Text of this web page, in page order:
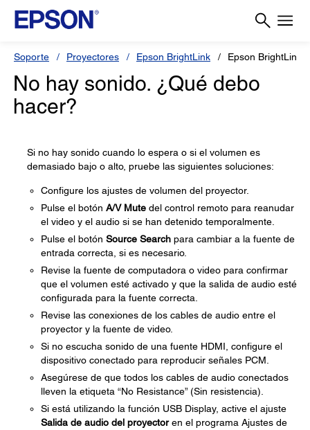
Soporte Proyectores Epson BrightLink Epson BrightLink
No hay sonido. ¿Qué debo
hacer?
Si no hay sonido cuando lo espera o si el volumen es
demasiado bajo o alto, pruebe las siguientes soluciones:
Configure los ajustes de volumen del proyector.
Pulse el botón A/V Mute del control remoto para reanudar
el video y el audio si se han detenido temporalmente.
Pulse el botón Source Search para cambiar a la fuente de
entrada correcta, si es necesario.
Revise la fuente de computadora o video para confirmar
que el volumen esté activado y que la salida de audio esté
configurada para la fuente correcta.
Revise las conexiones de los cables de audio entre el
proyector y la fuente de video.
Si no escucha sonido de una fuente HDMI, configure el
dispositivo conectado para reproducir señales PCM.
Asegúrese de que todos los cables de audio conectados
lleven la etiqueta “No Resistance” (Sin resistencia).
Si está utilizando la función USB Display, active el ajuste
Salida de audio del proyectoren el programa Ajustes de